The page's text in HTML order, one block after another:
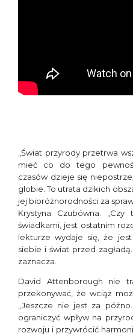
„Świat przyrody przetrwa
mieć co do tego
czasów dzieje się
globie. To utrata dzikich
jej bioróżnorodności za
Krystyna Czubówna.
świadkami, jest ostatnim
lekturze wydaje się, że
siebie i świat przed
zaznacza.
David Attenborough nie
przekonywać, że wciąż
„Jeszcze nie jest za
ograniczyć wpływ na
rozwoju i przywrócić